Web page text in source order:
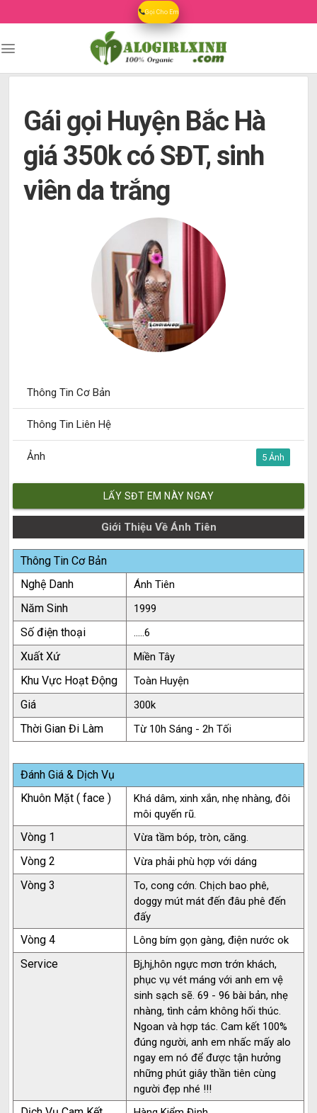
to
Gọi Cho Em
Gái gọi Huyện Bắc Hà
giá 350k có SĐT, sinh
viên da trắng
Thông Tin Cơ Bản
Thông Tin Liên Hệ
5
Ảnh
LẤY SĐT EM NÀY NGAY
Giới Thiệu Về Ánh Tiên
Thông Tin Cơ Bản
Nghệ Danh
Ánh Tiên
Năm Sinh 1999
Số điện thoại .....6
Xuất Xứ Miền Tây
Khu Vực Hoạt Động Toàn Huyện
Giá 300k
Thời Gian Đi Làm Từ 10h Sáng - 2h Tối
Đánh Giá & Dịch Vụ
Khuôn Mặt ( face )
Khá dâm, xinh xắn, nhẹ nhàng, đôi
môi quyến rũ.
Vòng 1 Vừa tầm bóp, tròn, căng.
Vòng 2 Vừa phải phù hợp với dáng
Vòng 3
To, cong cớn. Chịch bao phê,
doggy mút mát đến đâu phê đến
đấy
Vòng 4 Lông bím gọn gàng, điện nước ok
Service
Bj,hj,hôn ngực mơn trớn khách,
phục vụ vét máng với anh em vệ
sinh sạch sẽ. 69 - 96 bài bản, nhẹ
nhàng, tình cảm không hối thúc.
Ngoan và hợp tác. Cam kết 100%
đúng người, anh em nhấc mấy alo
ngay em nó để được tận hưởng
những phút giây thần tiên cùng
người đẹp nhé !!!